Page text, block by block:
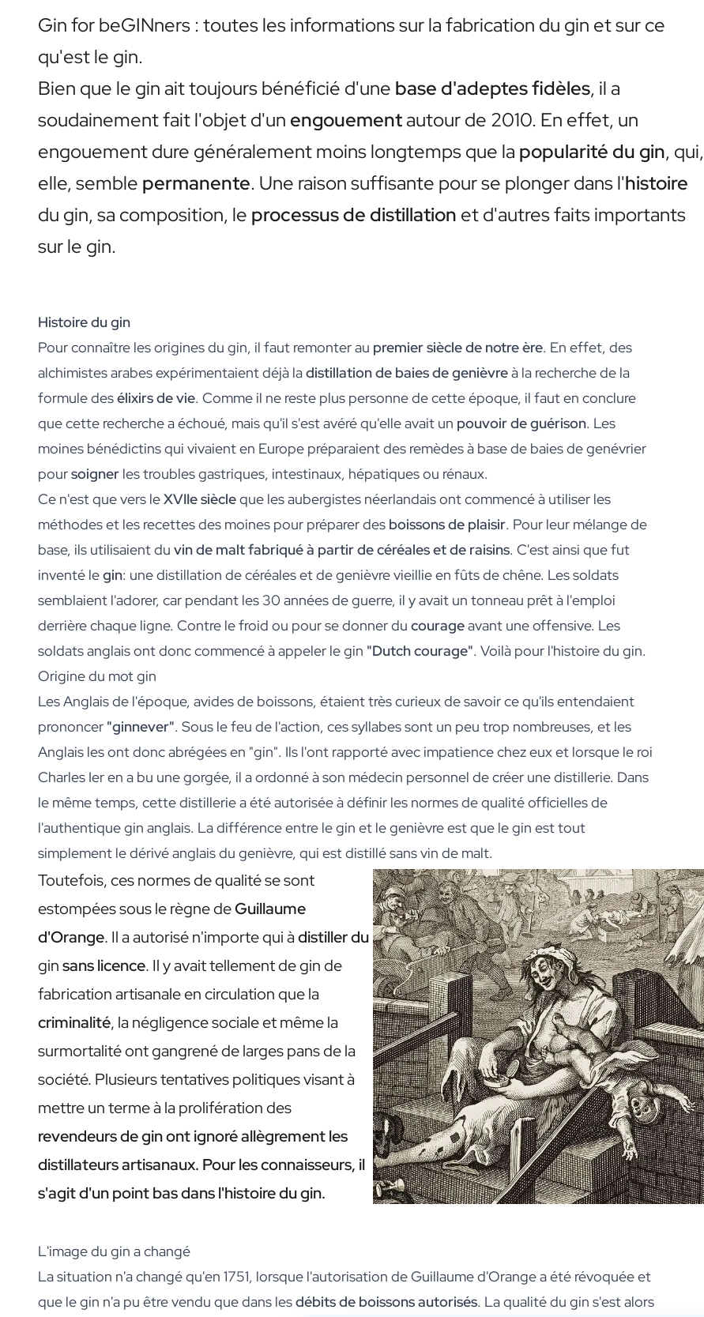
Cava Personnalisé
Champagne Personnalisé
Coffret Cadeau 2 x Vin
Coffret Cadeau 3 x Vin
Boissons Non Alcoolisées
Concentré de Gingembre Personnalisé
Alternative Non Alcoolisé pour Gin
Alternative Non Alcoolisé pour Rhum
Lifestyle
Bouteille d'eau Personnalisée - Gourde
Flasque Personnalisé
Bougies
Vase à Fleurs Personnalisé
Cadre Photo Personnalisé
Puzzle Photo Personnalisé IA
Puzzle Photo Personnalisé IA
Couverture de Livre IA Personnalisée
Couverture de Livre IA Personnalisée
Huile d'Olive Personnalisée
Herbes
Herbes Personnalisées
Sauce Piquante Personnalisée
Thé Personnalisé
Miel Personnalisé
Biscuits Jules Destrooper Margritte
Coffret Cadeau avec Cookies & Chocolat
Coffret Cadeau avec Gourde, Biscuits et Chocolat
Sels de Bain Personnalisés
Couverture de Livre IA Personnalisée
Cadre Photo Personnalisé
Coffret Gin Tonic Grand
Coffret Gin Tonic Mini
Coffret Dark 'n Stormy
Coffret Moscow Mule
Coffret Limoncello Tonic
Coffret 2 x Bouteilles Spiritueux
Coffret Premium 2 Bouteilles
Coffret Spritz & Cava
Coffret bière avec 3 bouteilles
Coffret vin avec 2 bouteilles
Coffret Cadeau 2 Bougies
Coffret cadeau bougies / bâtons de parfum
Coffret bien-être personnalisé
Coffret Huile d'Olive & Balsamique
Coffret Cadeau Herbes & Sauces
Coffret Cadeau Thé / Miel
Voir tous les coffrets cadeaux
Mini Produits
Bouteilles Magnum XL
Cadeau d'anniversaire
Cadeau Photo
Cadeau d'amour
Gin for beGINners : toutes les informations sur la fabrication du gin et sur ce
qu'est le gin.
Bien que le gin ait toujours bénéficié d'une base d'adeptes fidèles, il a
soudainement fait l'objet d'un engouementautour de 2010. En effet, un
engouement dure généralement moins longtemps que la popularité du gin, qui,
elle, semble permanente. Une raison suffisante pour se plonger dans l'histoire
du gin, sa composition, le processus de distillation et d'autres faits importants
sur le gin.
Histoire du gin
Pour connaître les origines du gin, il faut remonter au premier siècle de notre ère. En effet, des
alchimistes arabes expérimentaient déjà ladistillation de baies de genièvreà la recherche de la
formule desélixirs de vie. Comme il ne reste plus personne de cette époque, il faut en conclure
que cette recherche a échoué, mais qu'il s'est avéré qu'elle avait un pouvoir de guérison. Les
moines bénédictins qui vivaient en Europe préparaient des remèdes à base de baies de genévrier
poursoigner les troubles gastriques, intestinaux, hépatiques ou rénaux.
Ce n'est que vers leXVIIe siècleque les aubergistes néerlandais ont commencé à utiliser les
méthodes et les recettes des moines pour préparer des boissons de plaisir. Pour leur mélange de
base, ils utilisaient du vin de malt fabriqué à partir de céréales et de raisins. C'est ainsi que fut
inventé legin: une distillation de céréales et de genièvre vieillie en fûts de chêne. Les soldats
semblaient l'adorer, car pendant les 30 années de guerre, il y avait un tonneau prêt à l'emploi
derrière chaque ligne. Contre le froid ou pour se donner du courageavant une offensive. Les
soldats anglais ont donc commencé à appeler le gin "Dutch courage". Voilà pour l'histoire du gin.
Origine du mot gin
Les Anglais de l'époque, avides de boissons, étaient très curieux de savoir ce qu'ils entendaient
prononcer "ginnever". Sous le feu de l'action, ces syllabes sont un peu trop nombreuses, et les
Anglais les ont donc abrégées en "gin". Ils l'ont rapporté avec impatience chez eux et lorsque le roi
Charles Ier en a bu une gorgée, il a ordonné à son médecin personnel de créer une distillerie. Dans
le même temps, cette distillerie a été autorisée à définir les normes de qualité officielles de
l'authentique gin anglais. La différence entre le gin et le genièvre est que le gin est tout
simplement le dérivé anglais du genièvre, qui est distillé sans vin de malt.
Toutefois, ces normes de qualité se sont
estompées sous le règne deGuillaume
d'Orange. Il a autorisé n'importe qui àdistiller du
ginsans licence. Il y avait tellement de gin de
fabrication artisanale en circulation que la
criminalité, la négligence sociale et même la
surmortalité ont gangrené de larges pans de la
société. Plusieurs tentatives politiques visant à
mettre un terme à la prolifération des
revendeurs de gin ont ignoré allègrement les
distillateurs artisanaux. Pour les connaisseurs, il
s'agit d'un point bas dans l'histoire du gin.
L'image du gin a changé
La situation n'a changé qu'en 1751, lorsque l'autorisation de Guillaume d'Orange a été révoquée et
que le gin n'a pu être vendu que dans lesdébits de boissons autorisés. La qualité du gin s'est alors